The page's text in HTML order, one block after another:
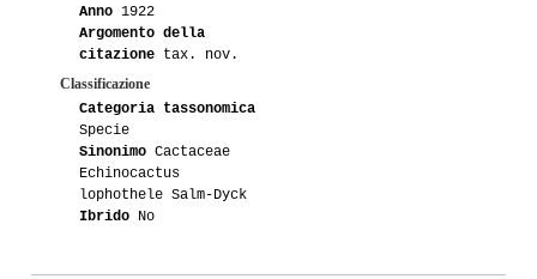
Anno 1922
Argomento della
citazione tax. nov.
Classificazione
Categoria tassonomica
Specie
Sinonimo Cactaceae
Echinocactus
lophothele Salm-Dyck
Ibrido No